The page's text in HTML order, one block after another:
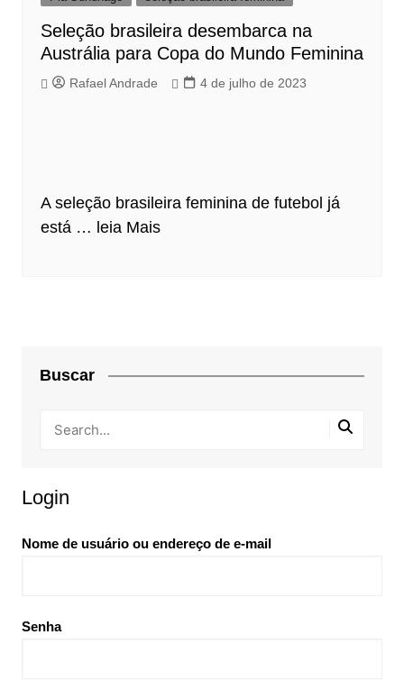
Seleção brasileira desembarca na
Austrália para Copa do Mundo Feminina
Rafael Andrade 4 de julho de 2023
A seleção brasileira feminina de futebol já
está … leia Mais
Buscar
Login
Nome de usuário ou endereço de e-mail
Senha